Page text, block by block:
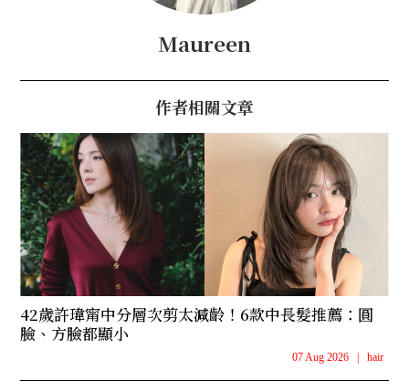
Maureen
作者相關文章
42歲許瑋甯中分層次剪太減齡！6款中長髮推薦：圓
臉、方臉都顯小
07 Aug 2026 hair